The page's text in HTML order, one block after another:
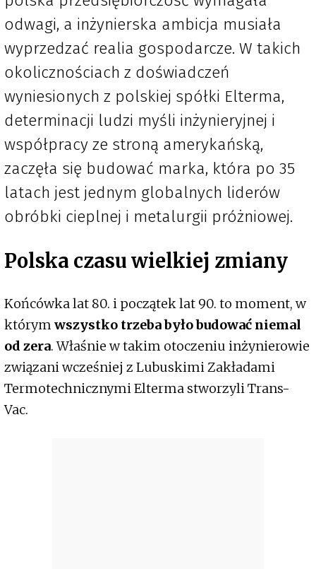
odwagi, a inżynierska ambicja musiała
wyprzedzać realia gospodarcze. W takich
okolicznościach z doświadczeń
wyniesionych z polskiej spółki Elterma,
determinacji ludzi myśli inżynieryjnej i
współpracy ze stroną amerykańską,
zaczęła się budować marka, która po 35
latach jest jednym globalnych liderów
obróbki cieplnej i metalurgii próżniowej.
Polska czasu wielkiej zmiany
Końcówka lat 80. i początek lat 90. to moment, w
którym wszystko trzeba było budować niemal
od zera. Właśnie w takim otoczeniu inżynierowie
związani wcześniej z Lubuskimi Zakładami
Termotechnicznymi Elterma stworzyli Trans-
Vac.